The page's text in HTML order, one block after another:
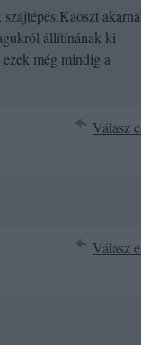
állítínának ki
még mindig a
Válasz
Válasz